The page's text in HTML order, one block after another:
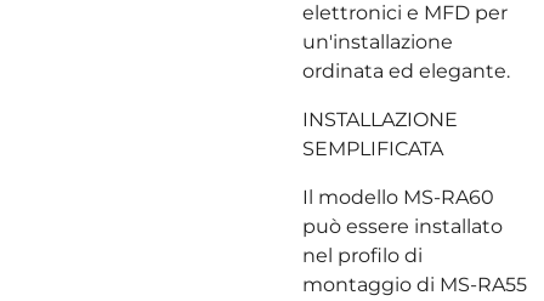
elettronici e MFD per
un'installazione
ordinata ed elegante.
INSTALLAZIONE
SEMPLIFICATA
Il modello MS-RA60
può essere installato
nel profilo di
montaggio di MS-RA55